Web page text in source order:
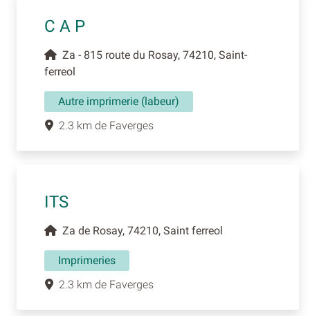
C A P
Za - 815 route du Rosay, 74210, Saint-
ferreol
Autre imprimerie (labeur)
2.3 km de Faverges
ITS
Za de Rosay, 74210, Saint ferreol
Imprimeries
2.3 km de Faverges